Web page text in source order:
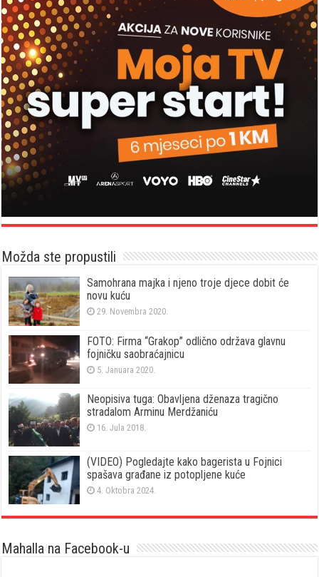
Možda ste propustili
Samohrana majka i njeno troje djece dobit će
novu kuću
29. Novembra 2020.
FOTO: Firma “Grakop” odlično održava glavnu
fojničku saobraćajnicu
5. Januara 2020.
Neopisiva tuga: Obavljena dženaza tragično
stradalom Arminu Merdžaniću
16. Jula 2018.
(VIDEO) Pogledajte kako bagerista u Fojnici
spašava građane iz potopljene kuće
4. Oktobra 2024.
Mahalla na Facebook-u